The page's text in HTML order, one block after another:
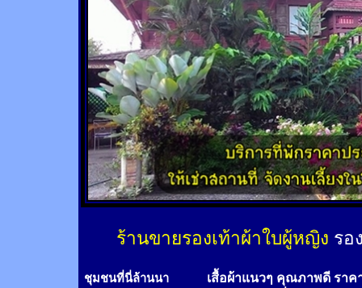
ร้านขายรองเท้าผ้าใบผู้หญิง รอ
ชุมชนที่นี่ล้านนา เสื้อผ้าแนวๆ คุณภาพดี ราค